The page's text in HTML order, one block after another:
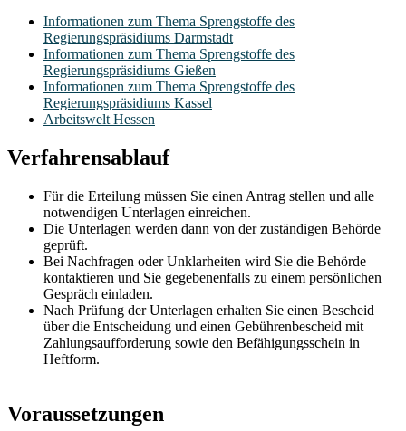
Informationen zum Thema Sprengstoffe des
Regierungspräsidiums Darmstadt
Informationen zum Thema Sprengstoffe des
Regierungspräsidiums Gießen
Informationen zum Thema Sprengstoffe des
Regierungspräsidiums Kassel
Arbeitswelt Hessen
Verfahrensablauf
Für die Erteilung müssen Sie einen Antrag stellen und alle
notwendigen Unterlagen einreichen.
Die Unterlagen werden dann von der zuständigen Behörde
geprüft.
Bei Nachfragen oder Unklarheiten wird Sie die Behörde
kontaktieren und Sie gegebenenfalls zu einem persönlichen
Gespräch einladen.
Nach Prüfung der Unterlagen erhalten Sie einen Bescheid
über die Entscheidung und einen Gebührenbescheid mit
Zahlungsaufforderung sowie den Befähigungsschein in
Heftform.
Voraussetzungen